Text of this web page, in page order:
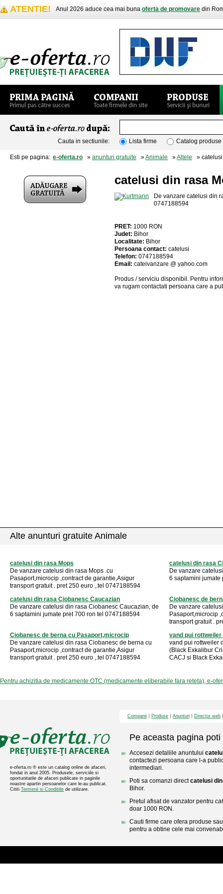
ATENTIE! Anul 2026 aduce cea mai buna oferta de promovare din
Cauta in sectiunile: Lista firme Catalog produse
Esti pe pagina: e-oferta.ro » anunturi gratuite »Animale »Altele »
catelusi din rasa
De vanzare catelusi din
0747188594
PRET: 1000 RON
Judet: Bihor
Localitate: Bihor
Persoana contact: catelusi
Telefon: 0747188594
Email: cateivanzare @ yahoo.com
Produs / serviciu disponibil . Pentru
va rugam contactati persoana care a
Alte anunturi gratuite Animale
catelusi din rasa Mops
De vanzare catelusi din rasa Mops .cu
Pasaport,microcip ,contract de garantie,Asigur
transport gratuit . pret 250 euro ,.tel 0747188594
catelusi din rasa
De vanzare
6 saptamini jumate
catelusi din rasa Ciobanesc Caucazian
De vanzare catelusi din rasa Ciobanesc Caucazian, de
6 saptamini jumate pret 700 ron tel 0747188594
Ciobanesc de
De vanzare
Pasaport,microcip
transport gratuit .
Ciobanesc de berna cu Pasaport,microcip
De vanzare catelusi din rasa Ciobanesc de berna cu
Pasaport,microcip ,contract de garantie,Asigur
transport gratuit . pret 250 euro ,.tel 0747188594
vand pui rottweiler
vand pui rottweiler
(Black Exkalibur
CACJ si Black
Pentru achizitia de medicamente OTC (medicamente eliberabile fara reteta), e-
e-oferta.ro ® este un catalog online de afaceri,
fondat in anul 2005. Produsele, serviciile si
oportunitatile de afaceri publicate in paginile
noastre apartin persoanelor care le-au publicat.
Cititi Termenii si Conditiile de utilizare.
Companii Produse Anunturi Director web
Pe aceasta pagina poti
Accesezi detaliile anuntului
contactezi persoana care l-a
intermediari.
Poti sa comanzi directcatelusi
Bihor.
Pretul afisat de vanzator pentru
doar 1000 RON.
Cauti firme care ofera produse
pentru a obtine cele mai